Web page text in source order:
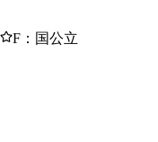
F：国公立